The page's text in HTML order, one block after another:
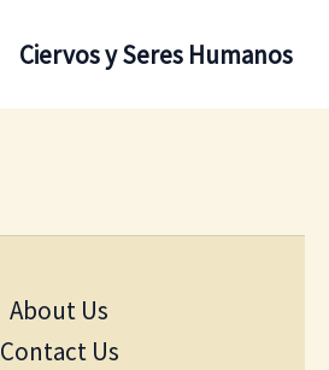
Ciervos y Seres Humanos
About Us
Contact Us